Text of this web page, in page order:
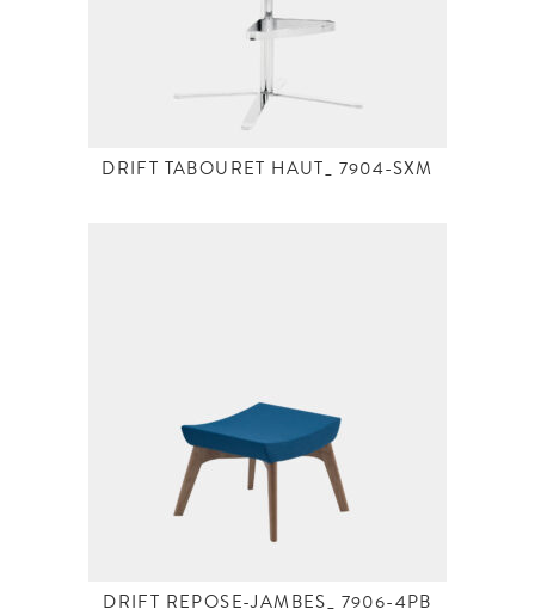
DRIFT TABOURET HAUT_ 7904-SXM
DRIFT REPOSE-JAMBES_ 7906-4PB